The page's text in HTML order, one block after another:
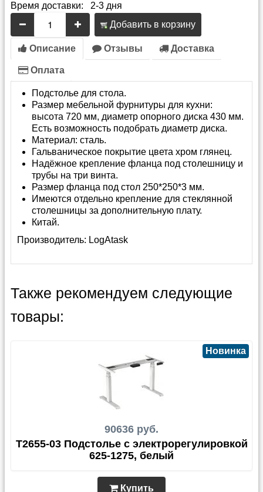
Время доставки: 2-3 дня
Добавить в корзину
Описание Отзывы Доставка
Оплата
Подстолье для стола.
Размер мебельной фурнитуры для кухни:
высота 720 мм, диаметр опорного диска 430 мм.
Есть возможность подобрать диаметр диска.
Материал: сталь.
Гальваническое покрытие цвета хром глянец.
Надёжное крепление фланца под столешницу и
трубы на три винта.
Размер фланца под стол 250*250*3 мм.
Имеются отдельно крепление для стеклянной
столешницы за дополнительную плату.
Китай.
Производитель: LogAtask
Также рекомендуем следующие
товары:
90636 руб.
Новинка
T2655-03 Подстолье с электрорегулировкой
625-1275, белый
Купить